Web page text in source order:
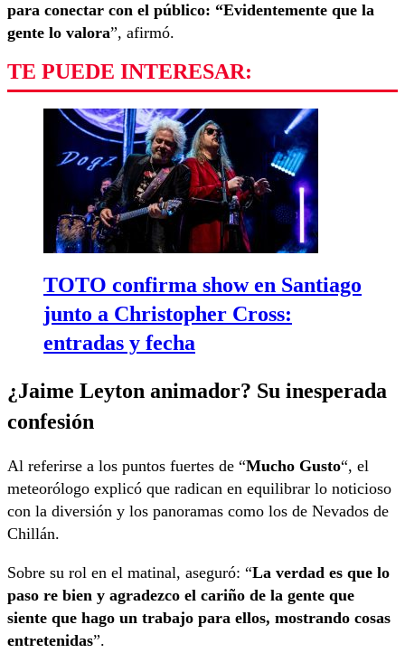
para conectar con el público: “Evidentemente que la
gente lo valora”, afirmó.
TE PUEDE INTERESAR:
TOTO confirma show en Santiago
junto a Christopher Cross:
entradas y fecha
¿Jaime Leyton animador? Su inesperada
confesión
Al referirse a los puntos fuertes de “Mucho Gusto“, el
meteorólogo explicó que radican en equilibrar lo noticioso
con la diversión y los panoramas como los de Nevados de
Chillán.
Sobre su rol en el matinal, aseguró: “La verdad es que lo
paso re bien y agradezco el cariño de la gente que
siente que hago un trabajo para ellos, mostrando cosas
entretenidas”.